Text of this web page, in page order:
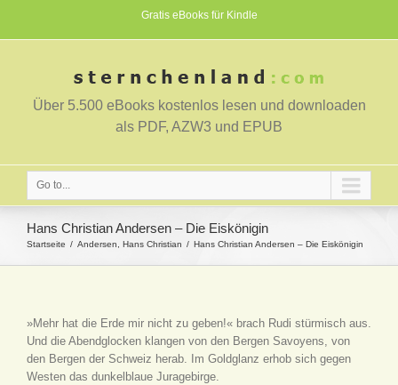
Gratis eBooks für Kindle
Über 5.500 eBooks kostenlos lesen und downloaden
als PDF, AZW3 und EPUB
Go to...
Hans Christian Andersen – Die Eiskönigin
Startseite Andersen, Hans Christian Hans Christian Andersen – Die Eiskönigin
»Mehr hat die Erde mir nicht zu geben!« brach Rudi stürmisch aus.
Und die Abendglocken klangen von den Bergen Savoyens, von
den Bergen der Schweiz herab. Im Goldglanz erhob sich gegen
Westen das dunkelblaue Juragebirge.